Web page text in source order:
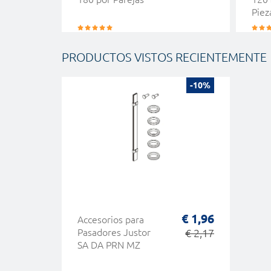
PRODUCTOS VISTOS RECIENTEMENTE
-10%
Accesorios para
Pasadores Justor
SA DA PRN MZ
€ 1,96
€ 2,17